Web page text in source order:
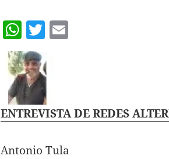
W
h
at
s
A
p
p
T
itt
er
ENTREVISTA DE REDES
Antonio Tula